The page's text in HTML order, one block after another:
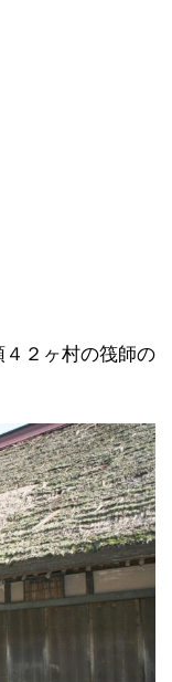
２ヶ村の筏師の